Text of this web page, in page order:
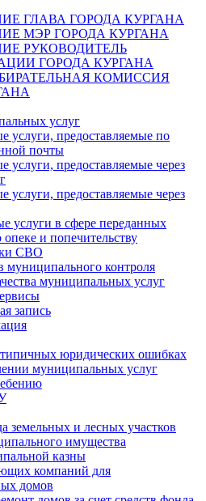
ГЛАВА ГОРОДА КУРГАНА
МЭР ГОРОДА КУРГАНА
РУКОВОДИТЕЛЬ
ГОРОДА КУРГАНА
КОМИССИЯ
услуг
услуги, предоставляемые по
почты
предоставляемые через
предоставляемые через
услуги в сфере переданных
и попечительству
СВО
муниципального контроля
муниципальных услуг
запись
юридических ошибках
муниципальных услуг
земельных и лесных участков
имущества
казны
компаний для
домов